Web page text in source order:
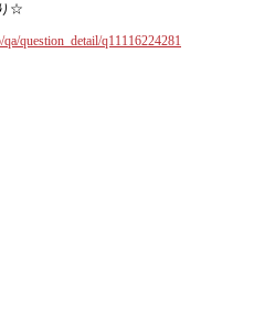
☆
question_detail/q11116224281